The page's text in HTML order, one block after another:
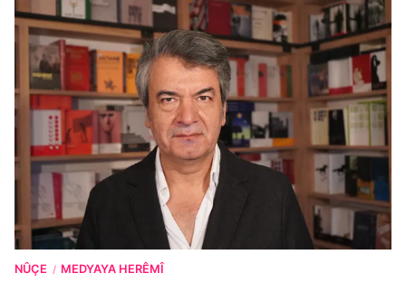
NÛÇE / MEDYAYA HERÊMÎ